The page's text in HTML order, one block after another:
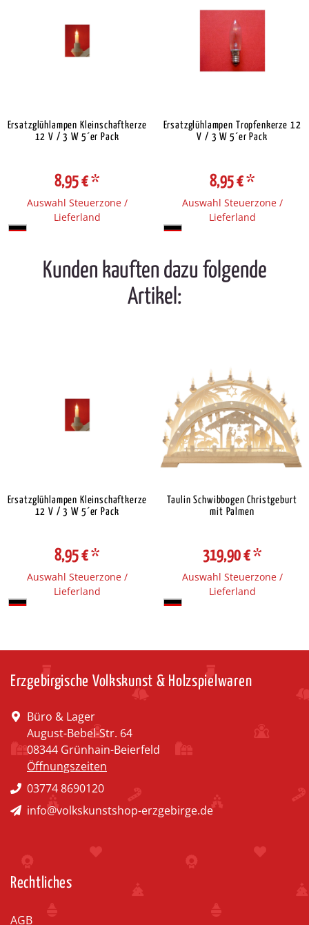
Ersatzglühlampen Kleinschaftkerze
12 V / 3 W 5´er Pack
8,95 €*
Auswahl Steuerzone /
Lieferland
Ersatzglühlampen Tropfenkerze 12
V / 3 W 5´er Pack
8,95 €*
Auswahl Steuerzone /
Lieferland
Kunden kauften dazu folgende
Artikel:
Ersatzglühlampen Kleinschaftkerze
12 V / 3 W 5´er Pack
8,95 €*
Auswahl Steuerzone /
Lieferland
Taulin Schwibbogen Christgeburt
mit Palmen
319,90 €*
Auswahl Steuerzone /
Lieferland
Erzgebirgische Volkskunst & Holzspielwaren
Büro & Lager
August-Bebel-Str. 64
08344 Grünhain-Beierfeld
Öffnungszeiten
03774 8690120
info@volkskunstshop-erzgebirge.de
Rechtliches
AGB